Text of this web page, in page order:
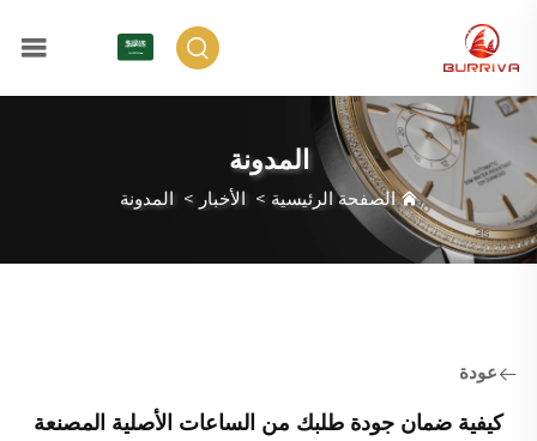
المدونة
الصفحة الرئيسية > الأخبار > المدونة
عودة
كيفية ضمان جودة طلبك من الساعات الأصلية المصنعة